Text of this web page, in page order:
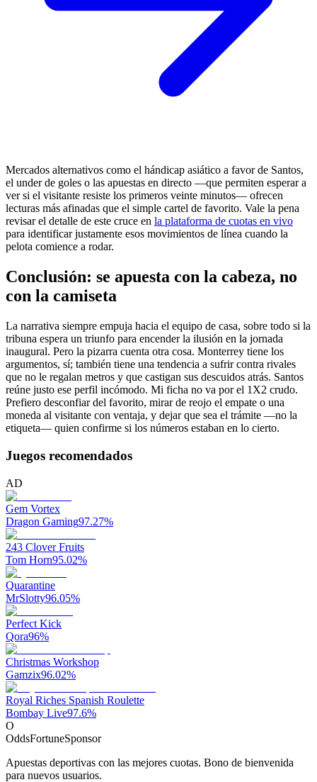
Mercados alternativos como el hándicap asiático a favor de Santos,
el under de goles o las apuestas en directo —que permiten esperar a
ver si el visitante resiste los primeros veinte minutos— ofrecen
lecturas más afinadas que el simple cartel de favorito. Vale la pena
revisar el detalle de este cruce en la plataforma de cuotas en vivo
para identificar justamente esos movimientos de línea cuando la
pelota comience a rodar.
Conclusión: se apuesta con la cabeza, no
con la camiseta
La narrativa siempre empuja hacia el equipo de casa, sobre todo si la
tribuna espera un triunfo para encender la ilusión en la jornada
inaugural. Pero la pizarra cuenta otra cosa. Monterrey tiene los
argumentos, sí; también tiene una tendencia a sufrir contra rivales
que no le regalan metros y que castigan sus descuidos atrás. Santos
reúne justo ese perfil incómodo. Mi ficha no va por el 1X2 crudo.
Prefiero desconfiar del favorito, mirar de reojo el empate o una
moneda al visitante con ventaja, y dejar que sea el trámite —no la
etiqueta— quien confirme si los números estaban en lo cierto.
Juegos recomendados
AD
Gem Vortex
Dragon Gaming97.27%
243 Clover Fruits
Tom Horn95.02%
Quarantine
MrSlotty96.05%
Perfect Kick
Qora96%
Christmas Workshop
Gamzix96.02%
Royal Riches Spanish Roulette
Bombay Live97.6%
O
OddsFortuneSponsor
Apuestas deportivas con las mejores cuotas. Bono de bienvenida
para nuevos usuarios.